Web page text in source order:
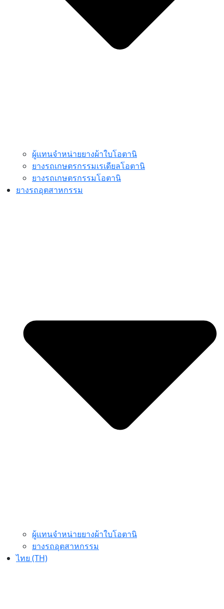
ผู้แทนจำหน่ายยางผ้าใบโอตานิ
ยางรถเกษตรกรรมเรเดียลโอตานิ
ยางรถเกษตรกรรมโอตานิ
ยางรถอุตสาหกรรม
ผู้แทนจำหน่ายยางผ้าใบโอตานิ
ยางรถอุตสาหกรรม
ไทย (TH)